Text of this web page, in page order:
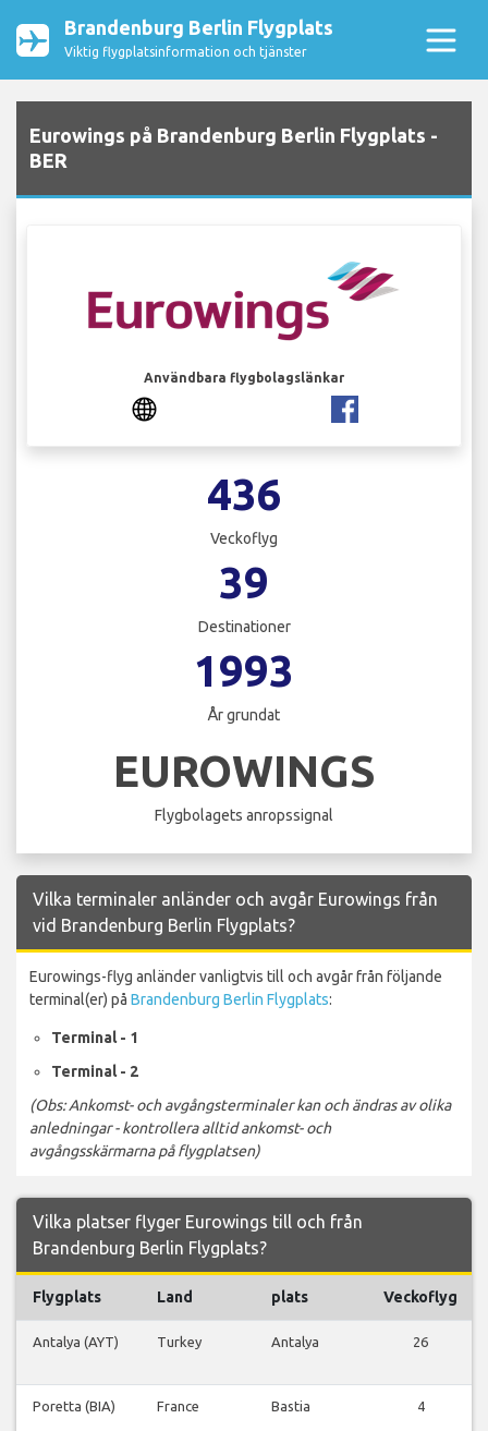
Brandenburg Berlin Flygplats
Viktig flygplatsinformation och tjänster
Eurowings på Brandenburg Berlin Flygplats -
BER
Användbara flygbolagslänkar
436
Veckoflyg
39
Destinationer
1993
År grundat
EUROWINGS
Flygbolagets anropssignal
Vilka terminaler anländer och avgår Eurowings från
vid Brandenburg Berlin Flygplats?
Eurowings-flyg anländer vanligtvis till och avgår från följande
terminal(er) på Brandenburg Berlin Flygplats:
Terminal - 1
Terminal - 2
(Obs: Ankomst- och avgångsterminaler kan och ändras av olika
anledningar - kontrollera alltid ankomst- och
avgångsskärmarna på flygplatsen)
Vilka platser flyger Eurowings till och från
Brandenburg Berlin Flygplats?
Flygplats Land plats Veckoflyg
Antalya (AYT) Turkey Antalya 26
Poretta (BIA) France Bastia 4